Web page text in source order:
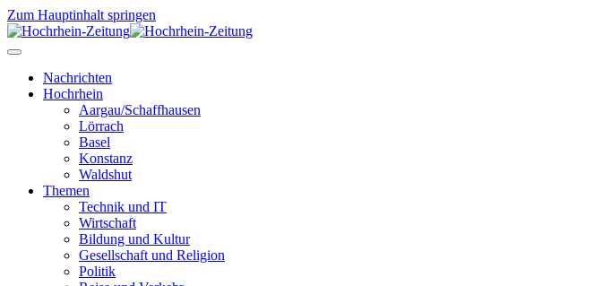
Zum Hauptinhalt springen
Nachrichten
Hochrhein
Aargau/Schaffhausen
Lörrach
Basel
Konstanz
Waldshut
Themen
Technik und IT
Wirtschaft
Bildung und Kultur
Gesellschaft und Religion
Politik